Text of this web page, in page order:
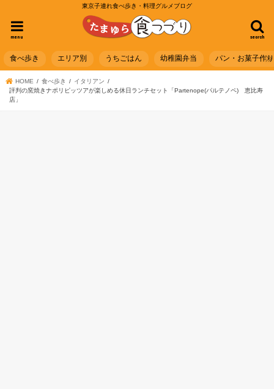
東京子連れ食べ歩き・料理グルメブログ
search
menu
食べ歩き エリア別 うちごはん 幼稚園弁当 パン・お菓子作り
HOME 食べ歩き
イタリアン
評判の窯焼きナポリピッツアが楽しめる休日ランチセット「Partenope(パルテノペ) 恵比寿
店」